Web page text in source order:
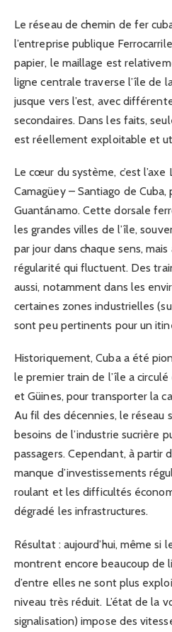
Le réseau de chemin de fer
l’entreprise publique
papier, le maillage est
ligne centrale traverse l’île de
jusque vers l’est, avec
secondaires. Dans les faits,
est réellement exploitable et
Le cœur du système, c’est
Camagüey – Santiago de Cuba,
Guantánamo. Cette dorsale
les grandes villes de l’île,
par jour dans chaque sens,
régularité qui fluctuent. Des
aussi, notamment dans les
certaines zones industrielles
sont peu pertinents pour un
Historiquement, Cuba a été
le premier train de l’île a circulé
et Güines, pour transporter la
Au fil des décennies, le réseau
besoins de l’industrie sucrière
passagers. Cependant, à partir
manque d’investissements
roulant et les difficultés
dégradé les infrastructures.
Résultat : aujourd’hui, même si
montrent encore beaucoup de
d’entre elles ne sont plus
niveau très réduit. L’état de la
signalisation) impose des